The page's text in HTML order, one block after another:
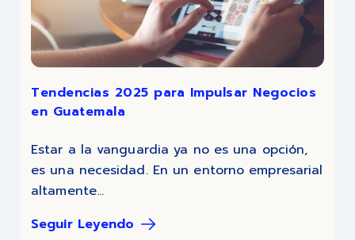
Tendencias 2025 para Impulsar Negocios
en Guatemala
Estar a la vanguardia ya no es una opción,
es una necesidad. En un entorno empresarial
altamente...
Seguir Leyendo